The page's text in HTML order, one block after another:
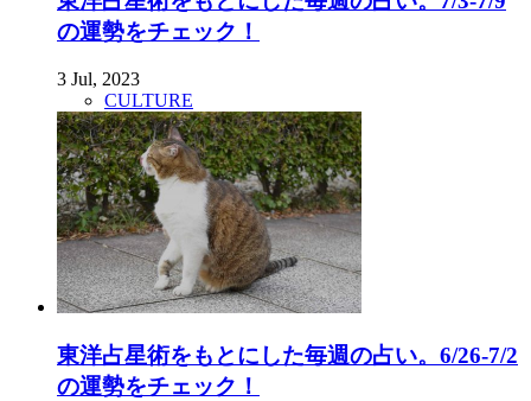
の運勢をチェック！
3 Jul, 2023
CULTURE
東洋占星術をもとにした毎週の占い。6/26-7/2
の運勢をチェック！